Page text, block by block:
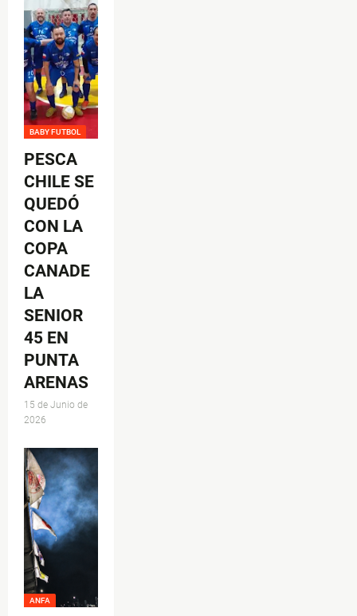
BABY FUTBOL
PESCA
CHILE SE
QUEDÓ
CON LA
COPA
CANADE
LA
SENIOR
45 EN
PUNTA
ARENAS
15 de Junio de
2026
ANFA